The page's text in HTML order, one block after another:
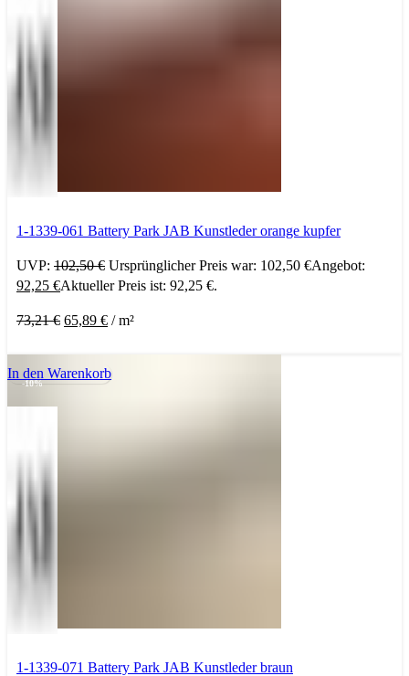
1-1339-061 Battery Park JAB Kunstleder orange kupfer
UVP: 102,50€ Ursprünglicher Preis war: 102,50 €Angebot:
92,25 €Aktueller Preis ist: 92,25 €.
73,21€ 65,89 € /m²
-10%
In den Warenkorb
1-1339-071 Battery Park JAB Kunstleder braun